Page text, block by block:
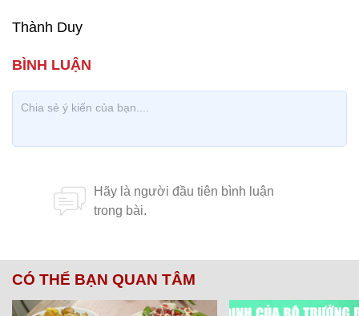
Thành Duy
CÓ THỂ BẠN QUAN TÂM